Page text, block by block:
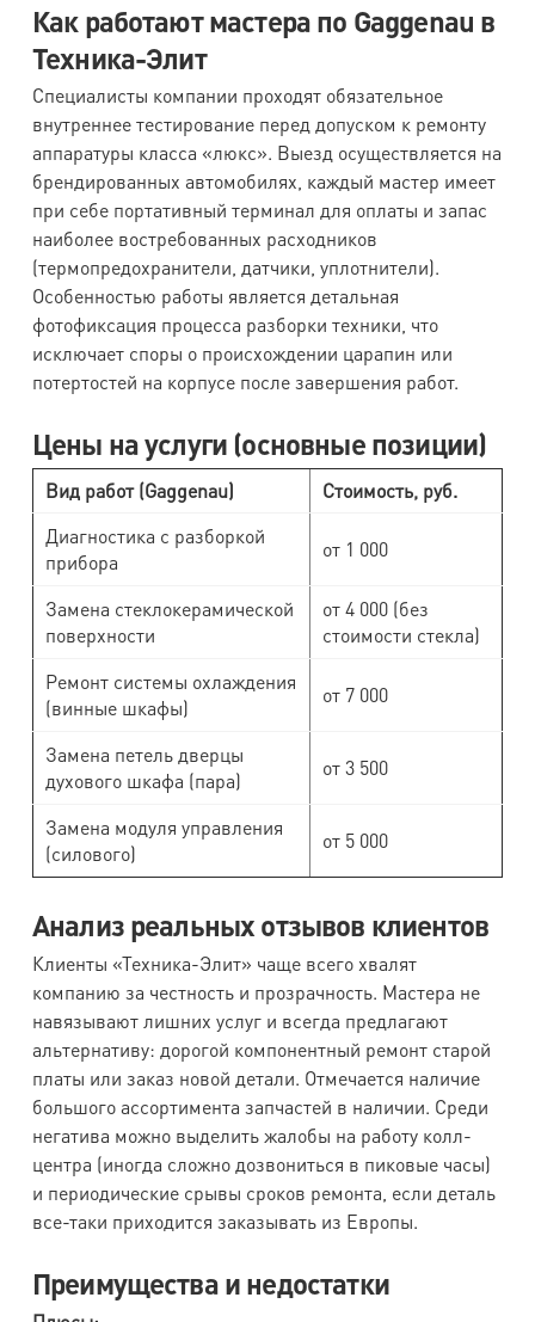
Как работают мастера по Gaggenau в
Техника-Элит
Специалисты компании проходят обязательное
внутреннее тестирование перед допуском к ремонту
аппаратуры класса «люкс». Выезд осуществляется на
брендированных автомобилях, каждый мастер имеет
при себе портативный терминал для оплаты и запас
наиболее востребованных расходников
(термопредохранители, датчики, уплотнители).
Особенностью работы является детальная
фотофиксация процесса разборки техники, что
исключает споры о происхождении царапин или
потертостей на корпусе после завершения работ.
Цены на услуги (основные позиции)
Вид работ (Gaggenau)
Стоимость, руб.
Диагностика с разборкой
прибора
от 1 000
Замена стеклокерамической
поверхности
от 4 000 (без
стоимости стекла)
Ремонт системы охлаждения
(винные шкафы)
от 7 000
Замена петель дверцы
духового шкафа (пара)
от 3 500
Замена модуля управления
(силового)
от 5 000
Анализ реальных отзывов клиентов
Клиенты «Техника-Элит» чаще всего хвалят
компанию за честность и прозрачность. Мастера не
навязывают лишних услуг и всегда предлагают
альтернативу: дорогой компонентный ремонт старой
платы или заказ новой детали. Отмечается наличие
большого ассортимента запчастей в наличии. Среди
негатива можно выделить жалобы на работу колл-
центра (иногда сложно дозвониться в пиковые часы)
и периодические срывы сроков ремонта, если деталь
все-таки приходится заказывать из Европы.
Преимущества и недостатки